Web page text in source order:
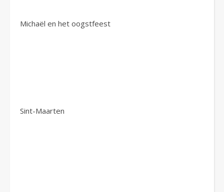
Michaël en het oogstfeest
Sint-Maarten